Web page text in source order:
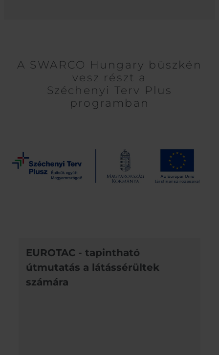
A SWARCO Hungary büszkén
vesz részt a
​​​​​​​Széchenyi Terv Plus
programban
EUROTAC - tapintható
útmutatás a látássérültek
számára